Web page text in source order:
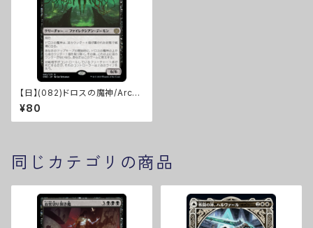
【日】(082)ドロスの魔神/Archf
iend of the Dross [ONE]
¥80
同じカテゴリの商品